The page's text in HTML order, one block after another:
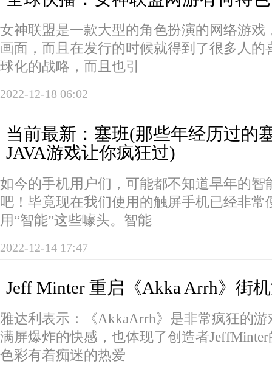
女神联盟是一款大型的角色扮演的网络游戏
画面，而且在发行的时候就得到了很多人的
球化的战略，而且也引
2022-12-18 06:02
当前最新：塞班(那些年经历过的
JAVA游戏让你疯狂过)
如今的手机用户们，可能都不知道早年的智
吧！毕竟现在我们使用的触屏手机已经非常
用“智能”这些噱头。智能
2022-12-14 17:47
Jeff Minter 重启《Akka Arrh》街
雅达利表示：《AkkaArrh》是非常疯狂的
满屏爆炸的快感，也体现了创造者
色彩有着痴迷的热爱